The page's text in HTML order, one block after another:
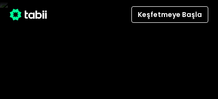
Keşfetmeye Başla
/detail/331141/trafik-tayfa